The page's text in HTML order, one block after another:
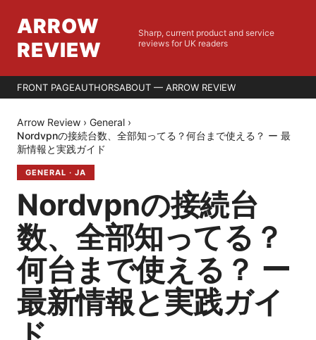
ARROW
REVIEW
Sharp, current product and service
reviews for UK readers
FRONT PAGEAUTHORSABOUT — ARROW REVIEW
Arrow Review › General ›
Nordvpnの接続台数、全部知ってる？何台まで使える？ ー 最
新情報と実践ガイド
GENERAL · JA
Nordvpnの接続台
数、全部知ってる？
何台まで使える？ ー
最新情報と実践ガイ